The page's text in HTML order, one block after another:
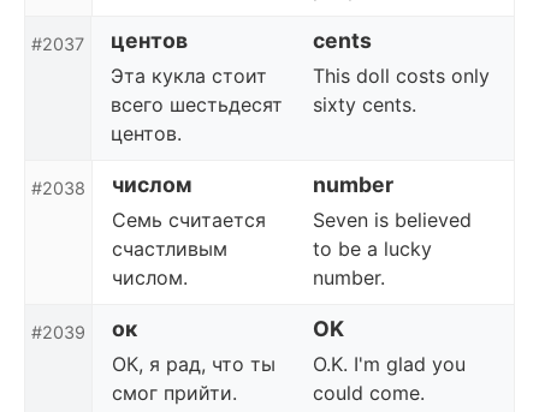
#2037 центов cents
Эта кукла стоит
всего шестьдесят
центов.
This doll costs only
sixty cents.
#2038 числом number
Семь считается
счастливым
числом.
Seven is believed
to be a lucky
number.
#2039 ок OK
ОК, я рад, что ты
смог прийти.
O.K. I'm glad you
could come.